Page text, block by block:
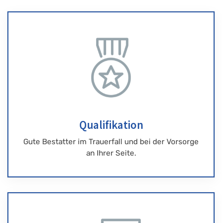
Qualifikation
Gute Bestatter im Trauerfall und bei der Vorsorge
an Ihrer Seite.